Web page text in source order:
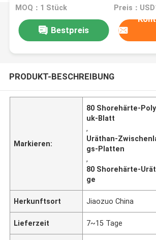
MOQ：1 Stück
Bestpreis
PRODUKT-BESCHREIBUNG
Markieren:
80 Shorehärte-
uk-Blatt
,
Uräthan-
gs-Platten
,
80 Shorehärte-
ge
Herkunftsort Jiaozuo China
Lieferzeit 7~15 Tage